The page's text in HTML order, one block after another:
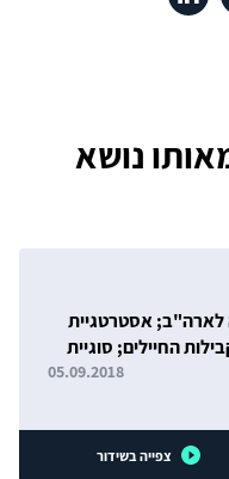
נושא
לארה"ב; אסטרטגיית
החיילים; סוגיית
05.09.2018
צפייה בשידור